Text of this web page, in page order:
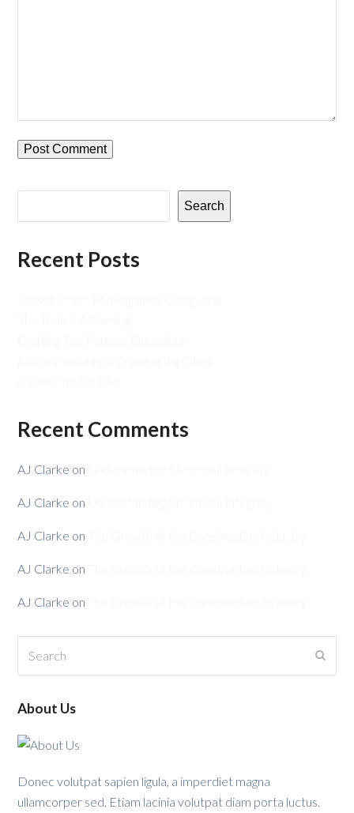
Search
Recent Posts
Recent Comments
AJ Clarke on
AJ Clarke on
AJ Clarke on
AJ Clarke on
AJ Clarke on
About Us
Donec volutpat sapien ligula, a imperdiet magna
ullamcorper sed. Etiam lacinia volutpat diam porta luctus.